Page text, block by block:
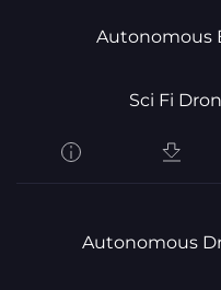
Autonomous
Sci Fi
Autonomous